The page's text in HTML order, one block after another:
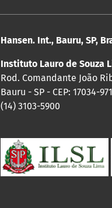
Hansen. Int., Bauru, SP,
Instituto Lauro de Souza
Rod. Comandante João
Bauru - SP - CEP: 17034-971
(14) 3103-5900